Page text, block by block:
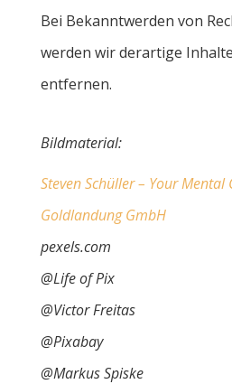
Bei Bekanntwerden von
werden wir derartige
entfernen.
Bildmaterial:
Steven Schüller – Your Mental
Goldlandung GmbH
pexels.com
@Life of Pix
@Victor Freitas
@Pixabay
@Markus Spiske